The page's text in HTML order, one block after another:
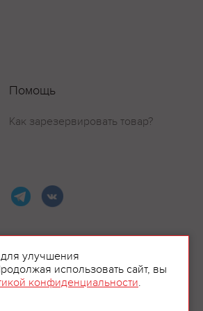
Помощь
Как зарезервировать товар?
для улучшения
использовать сайт, вы
конфиденциальности.